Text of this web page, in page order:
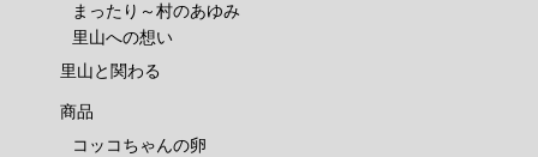
まったり～村のあゆみ
里山への想い
里山と関わる
商品
コッコちゃんの卵